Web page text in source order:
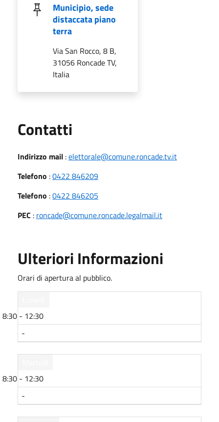
Municipio, sede
distaccata piano
terra
Via San Rocco, 8 B,
31056 Roncade TV,
Italia
Contatti
Indirizzo mail :elettorale@comune.roncade.tv.it
Telefono :0422 846209
Telefono :0422 846205
PEC : roncade@comune.roncade.legalmail.it
Ulteriori Informazioni
Orari di apertura al pubblico.
8:30 - 12:30
-
8:30 - 12:30
-